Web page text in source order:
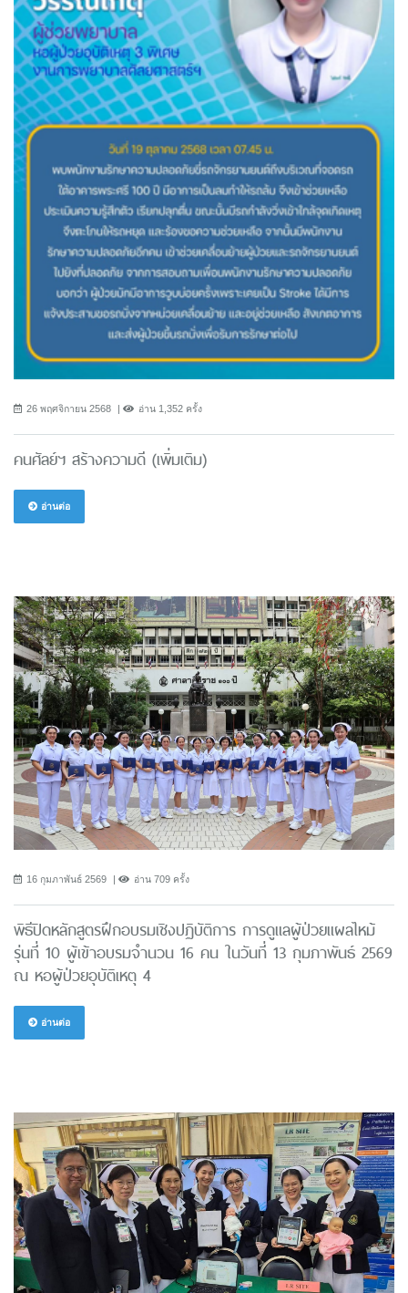
26 พฤศจิกายน 2568 อ่าน 1,352 ครั้ง
คนศัลย์ฯ สร้างความดี (เพิ่มเติม)
อ่านต่อ
16 กุมภาพันธ์ 2569 อ่าน 709 ครั้ง
พิธีปิดหลักสูตรฝึกอบรมเชิงปฏิบัติการ การดูแลผู้ป่วยแผลไหม้
รุ่นที่ 10 ผู้เข้าอบรมจำนวน 16 คน ในวันที่ 13 กุมภาพันธ์ 2569
ณ หอผู้ป่วยอุบัติเหตุ 4
อ่านต่อ